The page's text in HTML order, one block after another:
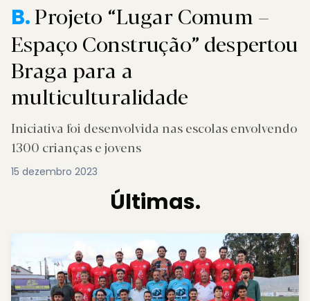
B.Projeto “Lugar Comum –
Espaço Construção” despertou
Braga para a
multiculturalidade
Iniciativa foi desenvolvida nas escolas envolvendo
1300 crianças e jovens
15 dezembro 2023
Últimas.